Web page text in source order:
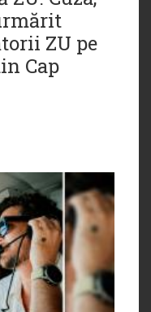
ZU pe
Cap